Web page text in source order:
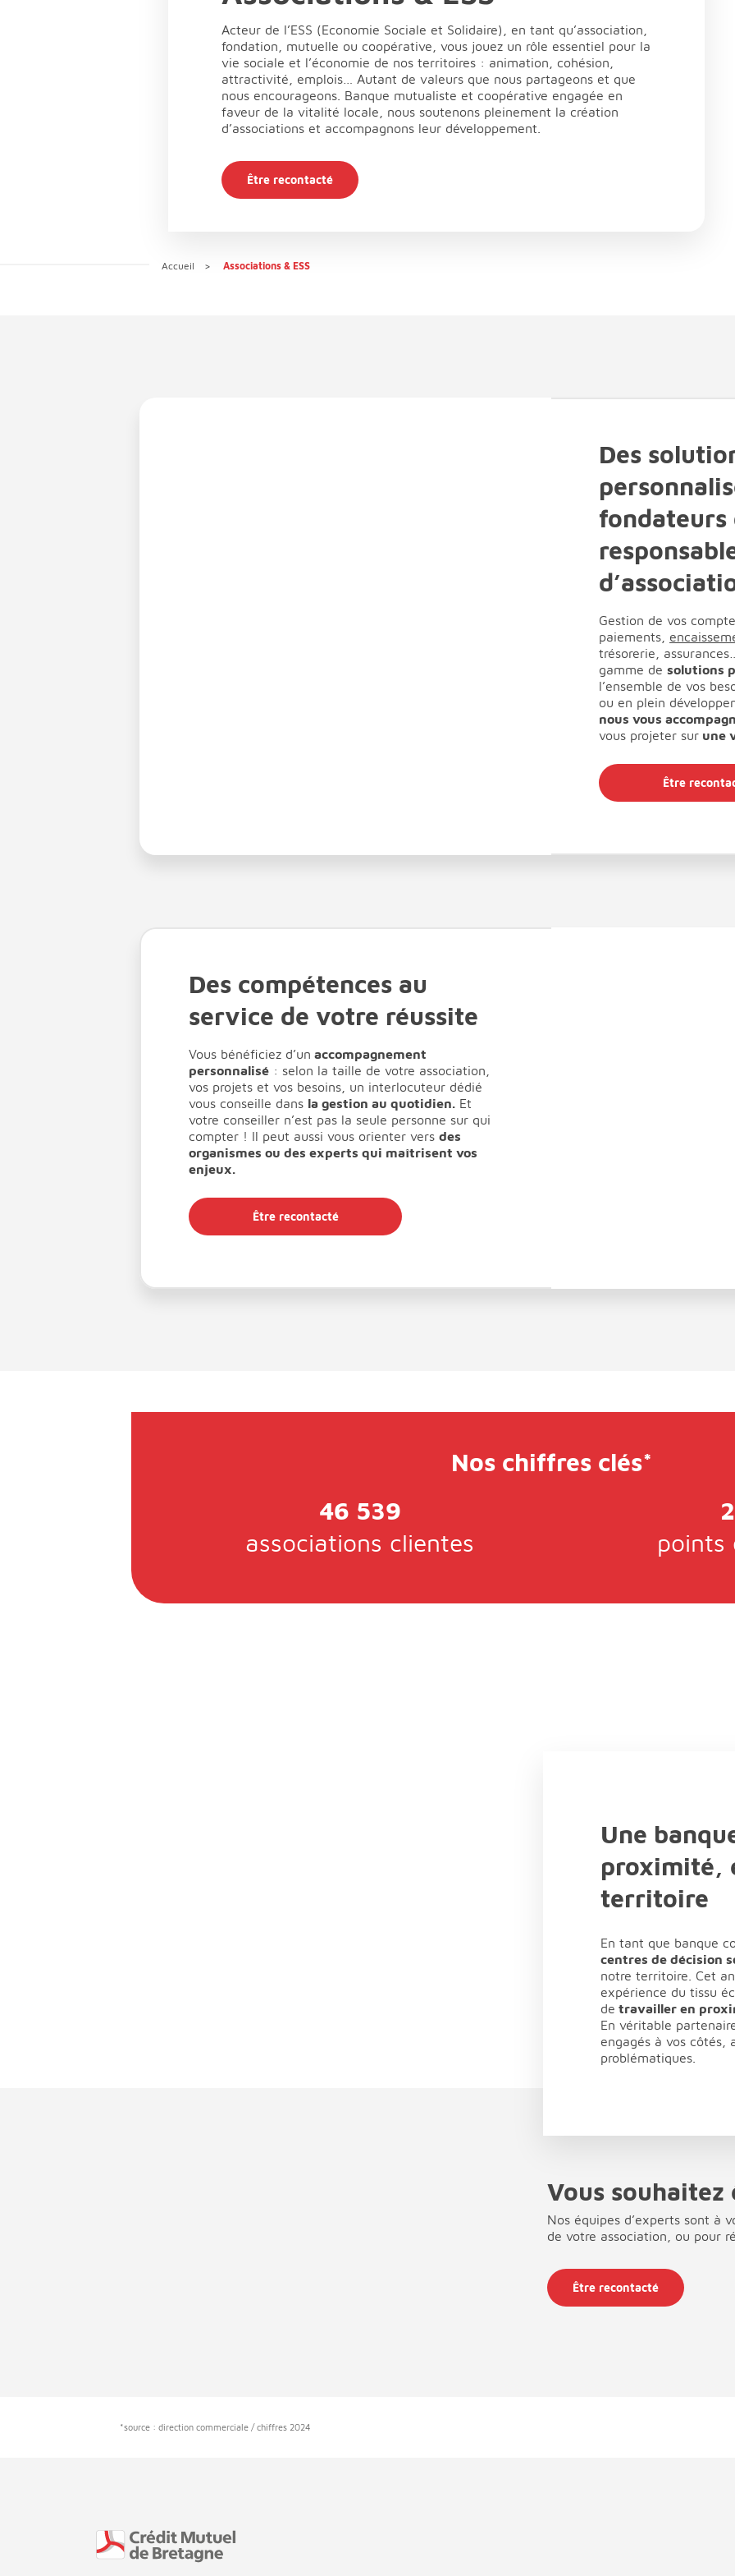
Acteur de l’ESS (Economie Sociale et Solidaire), en tant qu’association,
fondation, mutuelle ou coopérative, vous jouez un rôle essentiel pour la
vie sociale et l’économie de nos territoires : animation, cohésion,
attractivité, emplois… Autant de valeurs que nous partageons et que
nous encourageons. Banque mutualiste et coopérative engagée en
faveur de la vitalité locale, nous soutenons pleinement la création
d’associations et accompagnons leur développement.
Être recontacté
Accueil Associations & ESS
Des
fondateurs
Gestion de vos
paiements,
trésorerie,
gamme de solutions
l’ensemble de vos
ou en plein
nous vous
vous projeter sur une
Être
Des compétences au
service de votre réussite
Vous bénéficiez d’un accompagnement
personnalisé : selon la taille de votre association,
vos projets et vos besoins, un interlocuteur dédié
vous conseille dans la gestion au quotidien. Et
votre conseiller n’est pas la seule personne sur qui
compter ! Il peut aussi vous orienter vers des
organismes ou des experts qui maîtrisent vos
enjeux.
Être recontacté
Nos chiffres clés*
46 539
associations clientes
points
Une
proximité,
territoire
En tant que banque
centres de décision
notre territoire. Cet
expérience du tissu
de travailler en
En véritable
engagés à vos côtés,
problématiques.
Vous
Nos équipes d’experts sont à
de votre association, ou pour
Être recontacté
*source : direction commerciale / chiffres 2024
Fin de page